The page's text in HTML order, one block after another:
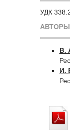
УДК
АВТОРЫ
В.
И.